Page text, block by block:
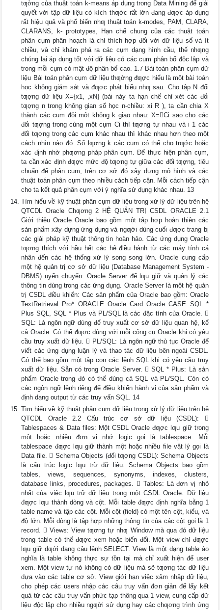
tƣởng của thuật toán k-means áp dụng trong Data Mining để giải
quyết với tập dữ liệu có kích thƣớc rất lớn đang đƣợc áp dụng
rất hiệu quả và phổ biến nhƣ thuật toán k-modes, PAM, CLARA,
CLARANS, k- prototypes, Hạn chế chung của các thuật toán
phân cụm phân hoạch là chỉ thích hợp đối với dữ liệu số và ít
chiều, và chỉ khám phá ra các cụm dạng hình cầu, thế nhƣng
chúng lại áp dụng tốt với dữ liệu có các cụm phân bố độc lập và
trong mỗi cụm có mật độ phân bố cao. 1.7 Bài toán phân cụm dữ
liệu Bài toán phân cụm dữ liệu thƣờng đƣợc hiểu là một bài toán
học không giám sát và đƣợc phát biểu nhƣ sau. Cho tập N đối
tƣợng dữ liệu X={x1, ,xN} (bài này ta hạn chế chỉ xét các đổi
tƣợng n trong không gian số học n-chiều: xi R ), ta cần chia X
thành các cụm đôi một không k giao nhau: X=Ci sao cho các
đối tƣợng trong cùng một cụm Ci thì tƣơng tự nhau và i 1 các
đối tƣợng trong các cụm khác nhau thì khác nhau hơn theo một
cách nhìn nào đó. Số lƣợng k các cụm có thể cho trƣớc hoặc
xác định nhờ phƣơng pháp phân cụm. Để thực hiện phân cụm,
ta cần xác định đƣợc mức độ tƣơng tự giữa các đối tƣợng, tiêu
chuẩn để phân cụm, trên cơ sở đó xây dựng mô hình và các
thuật toán phân cụm theo nhiều cách tiếp cận. Mỗi cách tiếp cận
cho ta kết quả phân cụm với ý nghĩa sử dụng khác nhau. 13
Tìm hiểu về kỹ thuật phân cụm dữ liệu trong xử lý dữ liệu trên hệ
QTCDL Oracle Chƣơng 2 HỆ QUẢN TRỊ CSDL ORACLE 2.1
Giới thiệu Oracle Oracle bao gồm một tập hợp hoàn thiện các
sản phẩm xây dựng ứng dụng và ngƣời dùng cuối đƣợc trang bị
các giải pháp kỹ thuật thông tin hoàn hảo. Các ứng dụng Oracle
tƣơng thích với hầu hết các hệ điều hành từ các máy tính cá
nhân đến các hệ thống xử lý song song lớn. Oracle cung cấp
một hệ quản trị cơ sở dữ liệu (Database Management System -
DBMS) uyển chuyển: Oracle Server để lƣu giữ và quản lý các
thông tin dùng trong các ứng dụng. Oracle Server là một hệ quản
trị CSDL điều khiển: Các sản phẩm của Oracle bao gồm: Oracle
TextRetrieval Pro* ORACLE Oracle Card Oracle CASE SQL *
Plus SQL, SQL * Plus và PL/SQL là các đặc tính của Oracle. 
SQL: Là ngôn ngữ dùng để truy xuất cơ sở dữ liệu quan hệ, kể
cả Oracle. Có thể đƣợc dùng với mỗi công cụ Oracle khi có yêu
cầu truy xuất dữ liệu.  PL/SQL: Là ngôn ngữ thủ tục Oracle để
viết các ứng dụng luận lý và thao tác dữ liệu bên ngoài CSDL.
Có thể bao gồm một tập con các lệnh SQL khi có yêu cầu truy
xuất dữ liệu. Sẵn có trong Oracle Server.  SQL * Plus: Là sản
phẩm Oracle trong đó có thể dùng cả SQL và PL/SQL. Còn có
các ngôn ngữ lệnh riêng để điều khiển hành vi của sản phẩm và
định dạng output từ các truy vấn SQL. 14
Tìm hiểu về kỹ thuật phân cụm dữ liệu trong xử lý dữ liệu trên hệ
QTCDL Oracle 2.2 Cấu trúc cơ sở dữ liệu (CSDL): 
Tablespaces & Data files: Một CSDL Oracle đƣợc lƣu giữ trong
một hoặc nhiều đơn vị nhớ logic gọi là tablespace. Mỗi
tablespace đƣợc lƣu giữ thành một hoặc nhiều file vật lý gọi là
Data file.  Schema Objects (đối tƣợng CSDL): Schema Objects
là cấu trúc logic lƣu trữ dữ liệu. Schema Objects bao gồm
tables, views, sequences, synonyms, indexes, clusters,
database links, procedures, packages.  Tables: Là đơn vị nhỏ
nhất của việc lƣu trữ dữ liệu trong một CSDL Oracle. Dữ liệu
đƣợc lƣu thành dòng và cột. Mỗi table đƣợc định nghĩa bằng 1
table name và tập các cột. Mỗi cột (field) có một tên cột, kiểu, và
độ lớn. Mỗi dòng là tập hợp những thông tin của các cột gọi là 1
record.  Views: View tƣơng tự nhƣ Window mà qua đó dữ liệu
trong table có thể đƣợc xem hoặc biến đổi. Một view chỉ đƣợc
lƣu giữ dƣới dạng câu lệnh SELECT. View là một dạng table ảo
nghĩa là table không thực sự tồn tại mà chỉ xuất hiện để user
xem. Một view tự nó không có dữ liệu mà sẽ tƣơng tác dữ liệu
dựa vào các table cơ sở. View giới hạn việc xâm nhập dữ liệu,
cho phép các users nhập các câu truy vấn đơn giản để lấy kết
quả từ các câu truy vấn phức tạp thông qua 1 view, cung cấp dữ
liệu độc lập cho nhiều ngƣời sử dụng hay các chƣơng trình ứng